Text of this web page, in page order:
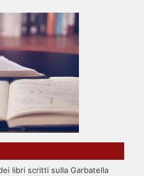
libri scritti sulla Garbatella